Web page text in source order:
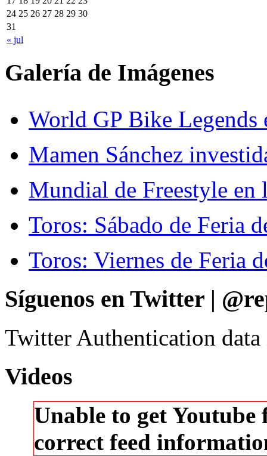
« jul
24 25 26 27 28 29 30
31
Galería de Imágenes
World GP Bike Legends
Mamen Sánchez
Mundial de Freestyle en
Toros: Sábado de Feria
Toros: Viernes de Feria
Síguenos en Twitter |
Twitter Authentication
Videos
Unable to get
correct feed